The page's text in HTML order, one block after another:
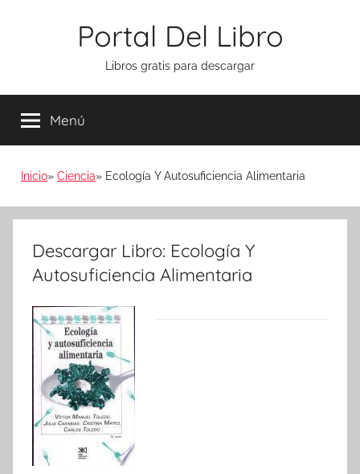
Portal Del Libro
Libros gratis para descargar
Menú
Inicio Ciencia Ecología Y Autosuficiencia Alimentaria
Descargar Libro: Ecología Y
Autosuficiencia Alimentaria